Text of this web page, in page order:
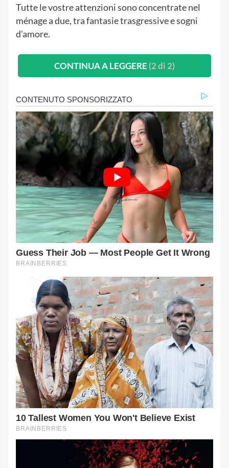
Tutte le vostre attenzioni sono concentrate nel
ménage a due, tra fantasie trasgressive e sogni
d’amore.
CONTINUA A LEGGERE (2 di 2)